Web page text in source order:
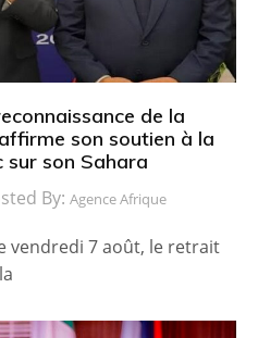
de la
son soutien à la
son Sahara
By: Agence Afrique
vendredi 7 août, le retrait